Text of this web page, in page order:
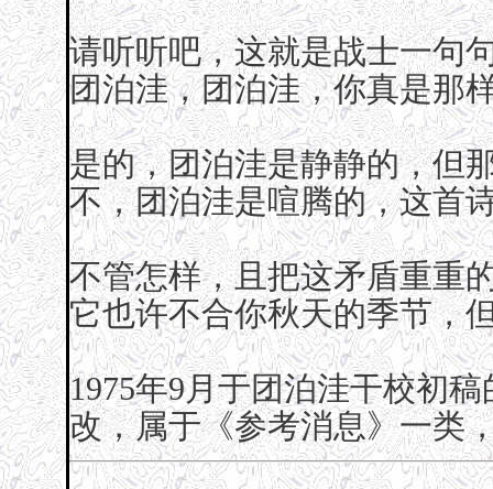
请听听吧，这就是战士一句
团泊洼，团泊洼，你真是那
是的，团泊洼是静静的，但
不，团泊洼是喧腾的，这首
不管怎样，且把这矛盾重重
它也许不合你秋天的季节
1975年9月于团泊洼干校初
改，属于《参考消息》一